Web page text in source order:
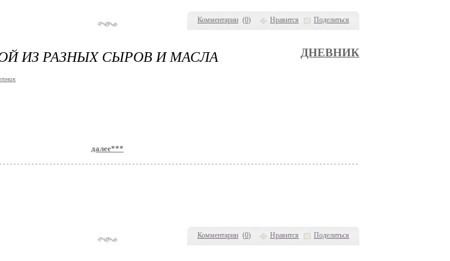
Комментарии (0) Нравится Поделиться
Комментарии (0) Нравится Поделиться
ИЗ РАЗНЫX СЫРОВ И МАСЛА ДНЕВНИК
далее***